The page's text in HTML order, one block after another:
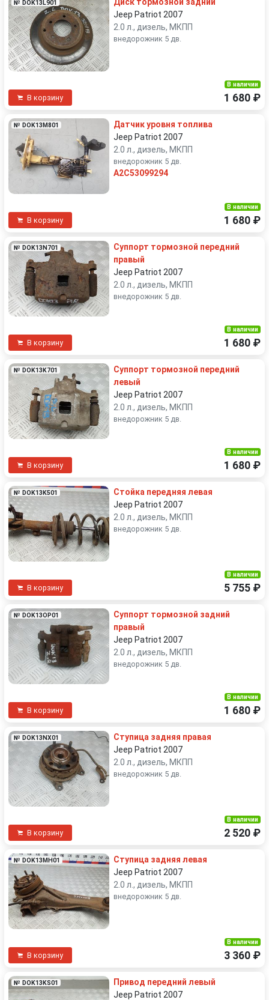
№ DOK13L901
Jeep Patriot 2007
2.0 л., дизель, МКПП
внедорожник 5 дв.
В корзину
В наличии
1 680 ₽
№ DOK13M801
Датчик уровня топлива
Jeep Patriot 2007
2.0 л., дизель, МКПП
внедорожник 5 дв.
A2C53099294
В корзину
В наличии
1 680 ₽
№ DOK13N701
Суппорт тормозной передний
правый
Jeep Patriot 2007
2.0 л., дизель, МКПП
внедорожник 5 дв.
В корзину
В наличии
1 680 ₽
№ DOK13K701
Суппорт тормозной передний
левый
Jeep Patriot 2007
2.0 л., дизель, МКПП
внедорожник 5 дв.
В корзину
В наличии
1 680 ₽
№ DOK13K501
Стойка передняя левая
Jeep Patriot 2007
2.0 л., дизель, МКПП
внедорожник 5 дв.
В корзину
В наличии
5 755 ₽
№ DOK13OP01
Суппорт тормозной задний
правый
Jeep Patriot 2007
2.0 л., дизель, МКПП
внедорожник 5 дв.
В корзину
В наличии
1 680 ₽
№ DOK13NX01
Ступица задняя правая
Jeep Patriot 2007
2.0 л., дизель, МКПП
внедорожник 5 дв.
В корзину
В наличии
2 520 ₽
№ DOK13MH01
Ступица задняя левая
Jeep Patriot 2007
2.0 л., дизель, МКПП
внедорожник 5 дв.
В корзину
В наличии
3 360 ₽
№ DOK13KS01
Привод передний левый
Jeep Patriot 2007